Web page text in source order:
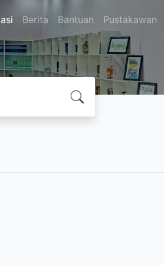
Berita Bantuan Pustakawan